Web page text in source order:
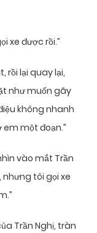
xe được rồi.”
rồi lại quay lại,
như muốn gãy
không nhanh
một đoạn.”
vào mắt Trần
nhưng tôi gọi xe
Trần Nghị, tràn